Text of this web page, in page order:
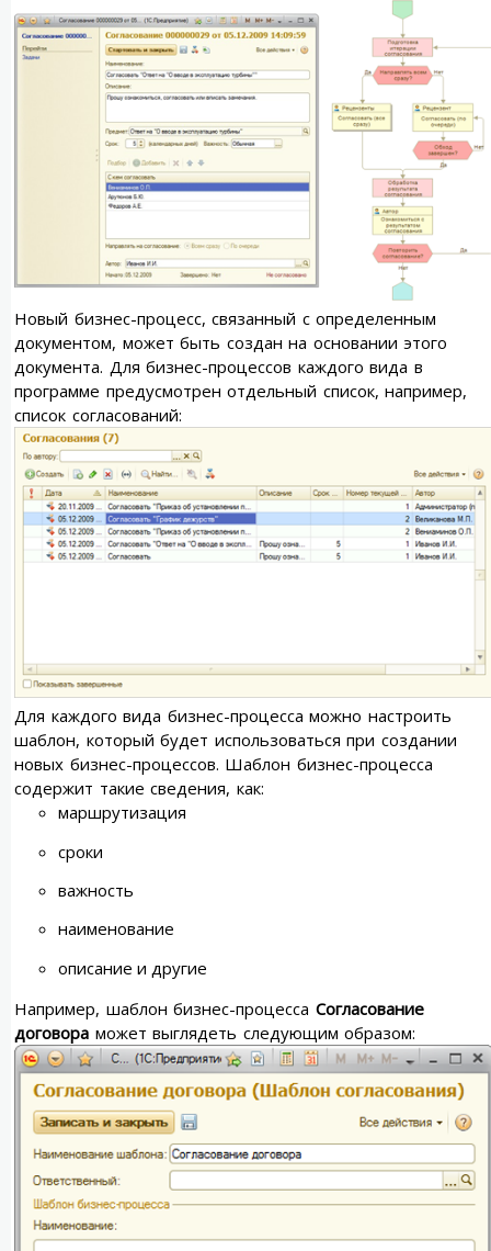
Новый бизнес-процесс, связанный с определенным
документом, может быть создан на основании этого
документа. Для бизнес-процессов каждого вида в
программе предусмотрен отдельный список, например,
список согласований:
Для каждого вида бизнес-процесса можно настроить
шаблон, который будет использоваться при создании
новых бизнес-процессов. Шаблон бизнес-процесса
содержит такие сведения, как:
маршрутизация
сроки
важность
наименование
описание и другие
Например, шаблон бизнес-процесса Согласование
договора может выглядеть следующим образом: